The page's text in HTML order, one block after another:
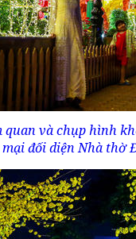
và chụp hình
mại đối diện Nhà thờ